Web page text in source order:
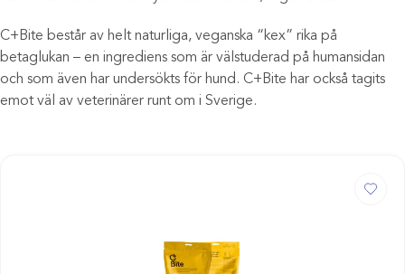
C+Bite består av helt naturliga, veganska “kex” rika på
betaglukan – en ingrediens som är välstuderad på humansidan
och som även har undersökts för hund. C+Bite har också tagits
emot väl av veterinärer runt om i Sverige.